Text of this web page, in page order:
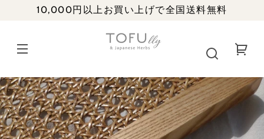
む
10,000円以上お買い上げで全国送料無料
商
報
に
ス
キ
ッ
プ